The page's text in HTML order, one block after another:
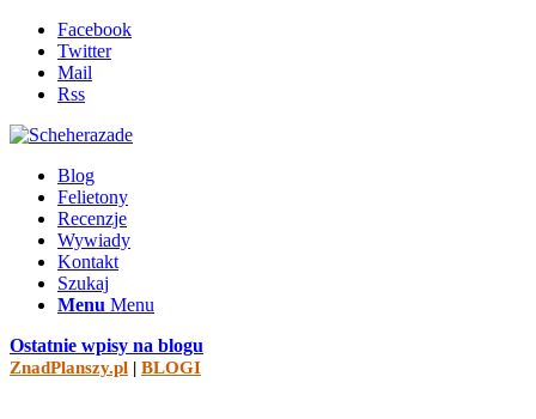
Facebook
Twitter
Mail
Rss
Blog
Felietony
Recenzje
Wywiady
Kontakt
Szukaj
Menu Menu
Ostatnie wpisy na blogu
ZnadPlanszy.pl | BLOGI